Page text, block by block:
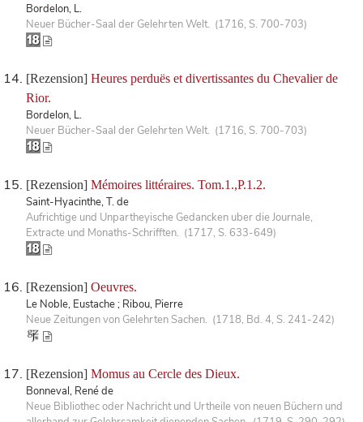
Bordelon, L.
Neuer Bücher-Saal der Gelehrten Welt. (1716, S. 700-703)
[Rezension] Heures perduës et divertissantes du Chevalier de
Rior.
Bordelon, L.
Neuer Bücher-Saal der Gelehrten Welt. (1716, S. 700-703)
[Rezension] Mémoires littéraires. Tom.1.,P.1.2.
Saint-Hyacinthe, T. de
Aufrichtige und Unpartheyische Gedancken uber die Journale,
Extracte und Monaths-Schrifften. (1717, S. 633-649)
[Rezension] Oeuvres.
Le Noble, Eustache ; Ribou, Pierre
Neue Zeitungen von Gelehrten Sachen. (1718, Bd. 4, S. 241-242)
[Rezension] Momus au Cercle des Dieux.
Bonneval, René de
Neue Bibliothec oder Nachricht und Urtheile von neuen Büchern und